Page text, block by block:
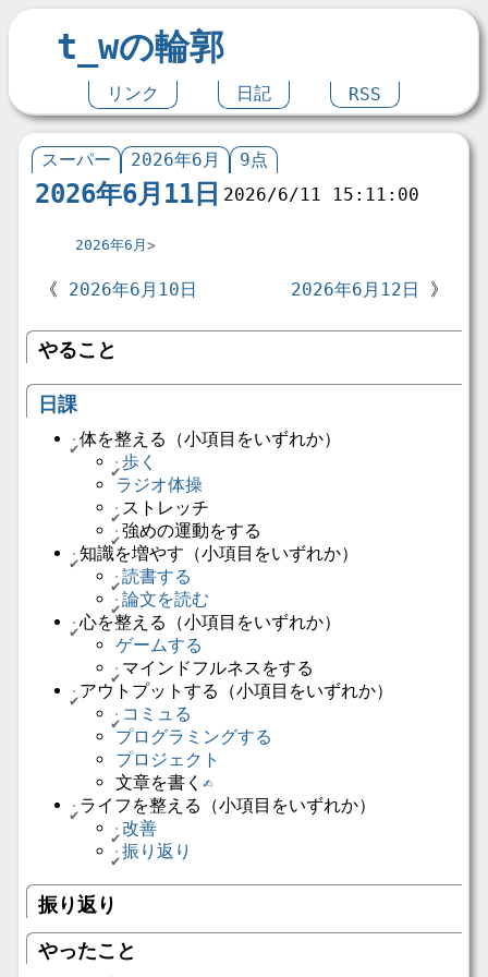
t_wの輪郭
リンク 日記 RSS
スーパー 2026年6月 9点
2026年6月11日 2026/6/11 15:11:00
2026年6月
2026年6月10日 2026年6月12日
やること
日課
体を整える（小項目をいずれか）
歩く
ラジオ体操
ストレッチ
強めの運動をする
知識を増やす（小項目をいずれか）
読書する
論文を読む
心を整える（小項目をいずれか）
ゲームする
マインドフルネスをする
アウトプットする（小項目をいずれか）
コミュる
プログラミングする
プロジェクト
文章を書く ✍️
ライフを整える（小項目をいずれか）
改善
振り返り
振り返り
やったこと